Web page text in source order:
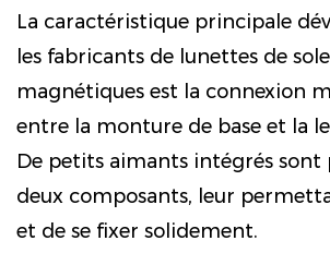
La caractéristique principale
les fabricants de lunettes de
magnétiques est la connexion
entre la monture de base et la
De petits aimants intégrés sont
deux composants, leur
et de se fixer solidement.